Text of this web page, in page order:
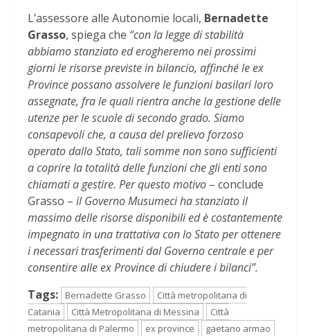
L’assessore alle Autonomie locali, Bernadette
Grasso, spiega che “con la legge di stabilità
abbiamo stanziato ed erogheremo nei prossimi
giorni le risorse previste in bilancio, affinché le ex
Province possano assolvere le funzioni basilari loro
assegnate, fra le quali rientra anche la gestione delle
utenze per le scuole di secondo grado. Siamo
consapevoli che, a causa del prelievo forzoso
operato dallo Stato, tali somme non sono sufficienti
a coprire la totalità delle funzioni che gli enti sono
chiamati a gestire. Per questo motivo – conclude
Grasso – il Governo Musumeci ha stanziato il
massimo delle risorse disponibili ed è costantemente
impegnato in una trattativa con lo Stato per ottenere
i necessari trasferimenti dal Governo centrale e per
consentire alle ex Province di chiudere i bilanci”.
Tags:
Bernadette Grasso
Città metropolitana di
Catania
Città Metropolitana di Messina
Città
metropolitana di Palermo
ex province
gaetano armao